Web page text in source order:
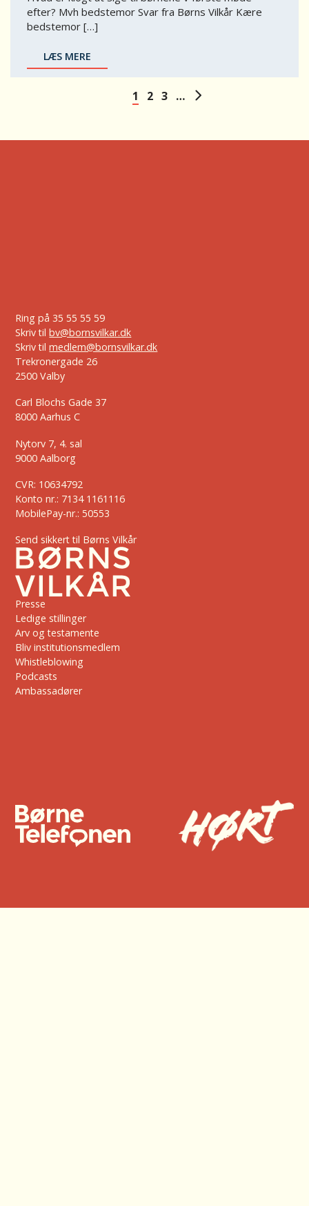
efter? Mvh bedstemor Svar fra Børns Vilkår Kære
bedstemor […]
LÆS MERE
1 2 3 …
Ring på 35 55 55 59
Skriv tilbv@bornsvilkar.dk
Skriv tilmedlem@bornsvilkar.dk
Trekronergade 26
2500 Valby
Carl Blochs Gade 37
8000 Aarhus C
Nytorv 7, 4. sal
9000 Aalborg
CVR: 10634792
Konto nr.: 7134 1161116
MobilePay-nr.: 50553
Send sikkert til Børns Vilkår
Presse
Ledige stillinger
Arv og testamente
Bliv institutionsmedlem
Whistleblowing
Podcasts
Ambassadører